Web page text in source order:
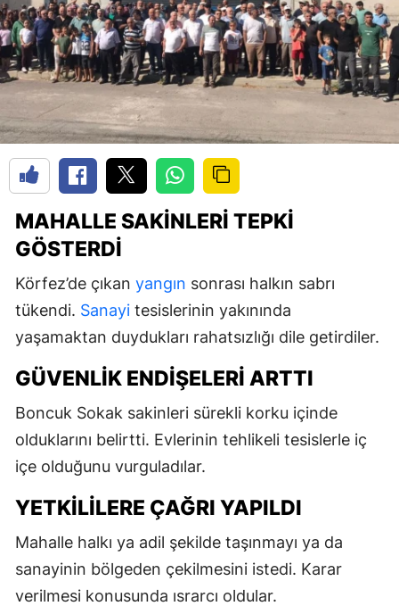
MAHALLE SAKINLERI TEPKI
GÖSTERDI
Körfez’de çıkan yangın sonrası halkın sabrı
tükendi. Sanayi tesislerinin yakınında
yaşamaktan duydukları rahatsızlığı dile getirdiler.
GÜVENLIK ENDIŞELERI ARTTI
Boncuk Sokak sakinleri sürekli korku içinde
olduklarını belirtti. Evlerinin tehlikeli tesislerle iç
içe olduğunu vurguladılar.
YETKILILERE ÇAĞRI YAPILDI
Mahalle halkı ya adil şekilde taşınmayı ya da
sanayinin bölgeden çekilmesini istedi. Karar
verilmesi konusunda ısrarcı oldular.